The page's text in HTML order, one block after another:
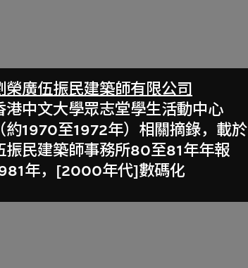
榮廣伍振民建築師有限公司
港中文大學眾志堂學生活動中心
（約1970至1972年）相關摘錄，載於
振民建築師事務所80至81年年報
年，[2000年代]數碼化